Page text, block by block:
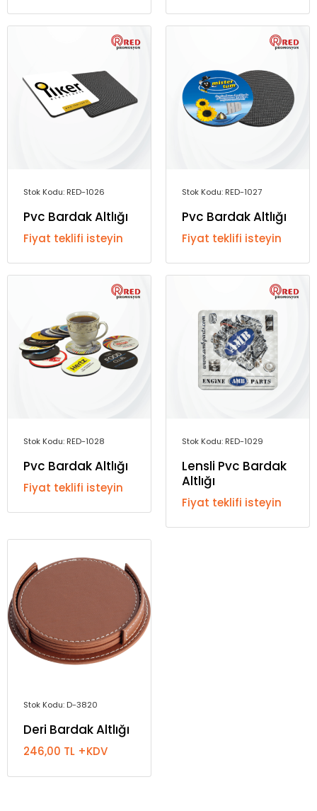
Stok Kodu: RED-1026
Pvc Bardak Altlığı
Fiyat teklifi isteyin
Stok Kodu: RED-1027
Pvc Bardak Altlığı
Fiyat teklifi isteyin
Stok Kodu: RED-1028
Pvc Bardak Altlığı
Fiyat teklifi isteyin
Stok Kodu: RED-1029
Lensli Pvc Bardak
Altlığı
Fiyat teklifi isteyin
Stok Kodu: D-3820
Deri Bardak Altlığı
246,00 TL +KDV